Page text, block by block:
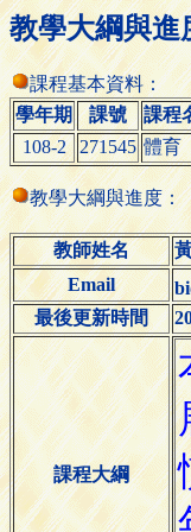
教學大綱與進
課程基本資料：
學年期
課號 課程
108-2
271545 體育
教學大綱與進度：
教師姓名
Email
最後更新時間
課程大綱